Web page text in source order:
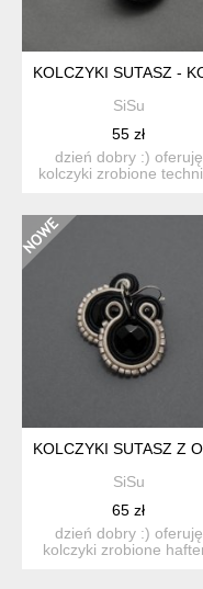
KOLCZYKI SUTASZ -
SiSu
55 zł
dzień dobry :) oferuję
kolczyki zrobione
KOLCZYKI SUTASZ Z
SiSu
65 zł
dzień dobry :) oferuję
kolczyki zrobione